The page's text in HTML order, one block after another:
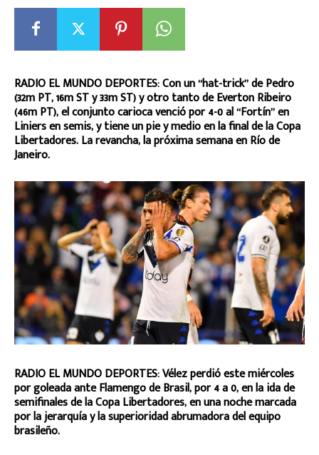
RADIO EL MUNDO DEPORTES: Con un “hat-trick” de Pedro
(32m PT, 16m ST y 33m ST) y otro tanto de Everton Ribeiro
(46m PT), el conjunto carioca venció por 4-0 al “Fortín” en
Liniers en semis, y tiene un pie y medio en la final de la Copa
Libertadores. La revancha, la próxima semana en Río de
Janeiro.
RADIO EL MUNDO DEPORTES: Vélez perdió este miércoles
por goleada ante Flamengo de Brasil, por 4 a 0, en la ida de
semifinales de la Copa Libertadores, en una noche marcada
por la jerarquía y la superioridad abrumadora del equipo
brasileño.